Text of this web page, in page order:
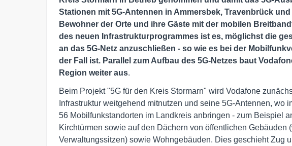
Stationen mit 5G-Antennen in Ammersbek, Travenbrück
Bewohner der Orte und ihre Gäste mit der mobilen
des neuen Infrastrukturprogrammes ist es, möglichst die
an das 5G-Netz anzuschließen - so wie es bei der
der Fall ist. Parallel zum Aufbau des 5G-Netzes baut
Region weiter aus.
Beim Projekt "5G für den Kreis Stormarn" wird Vodafone
Infrastruktur weitgehend mitnutzen und seine 5G-Antennen, wo
56 Mobilfunkstandorten im Landkreis anbringen - zum Beispiel
Kirchtürmen sowie auf den Dächern von öffentlichen Gebäuden
Verwaltungssitzen) sowie Wohngebäuden. Dies geschieht Zug